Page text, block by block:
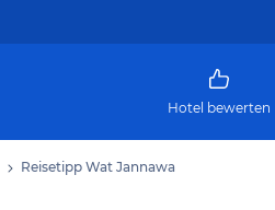
Hotel bewerten
Reisetipp Wat Jannawa